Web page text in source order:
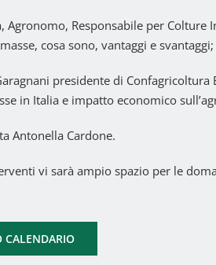
Agronomo, Responsabile per Colture
cosa sono, vantaggi e
presidente di Confagricoltura
in Italia e impatto economico
Antonella Cardone.
vi sarà ampio spazio per le
CALENDARIO